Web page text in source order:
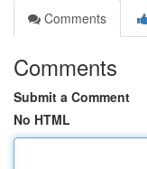
Comments
Comments
Submit a Comment
No HTML